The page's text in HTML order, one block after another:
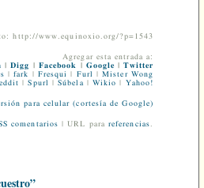
http://www.equinoxio.org/?p=1543
Agregar esta entrada a:
|Digg Facebook Google |Twitter
|fark Fresqui Furl |Mister Wong
|Spurl |Súbela Wikio Yahoo!
para celular (cortesía de Google)
comentarios | URL parareferencias